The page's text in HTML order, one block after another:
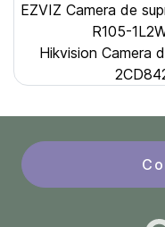
EZVIZ Camera de
R105-
Hikvision Camera